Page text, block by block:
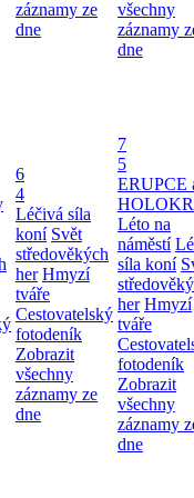
záznamy ze
dne
všechny
záznamy
dne
6
4
Léčivá síla
koní Svět
středověkých
her Hmyzí
tváře
Cestovatelský
fotodeník
Zobrazit
všechny
záznamy ze
dne
7
5
ERUPCE
Léto na
náměstí
síla koní
her Hmyzí
tváře
fotodeník
Zobrazit
všechny
záznamy
dne